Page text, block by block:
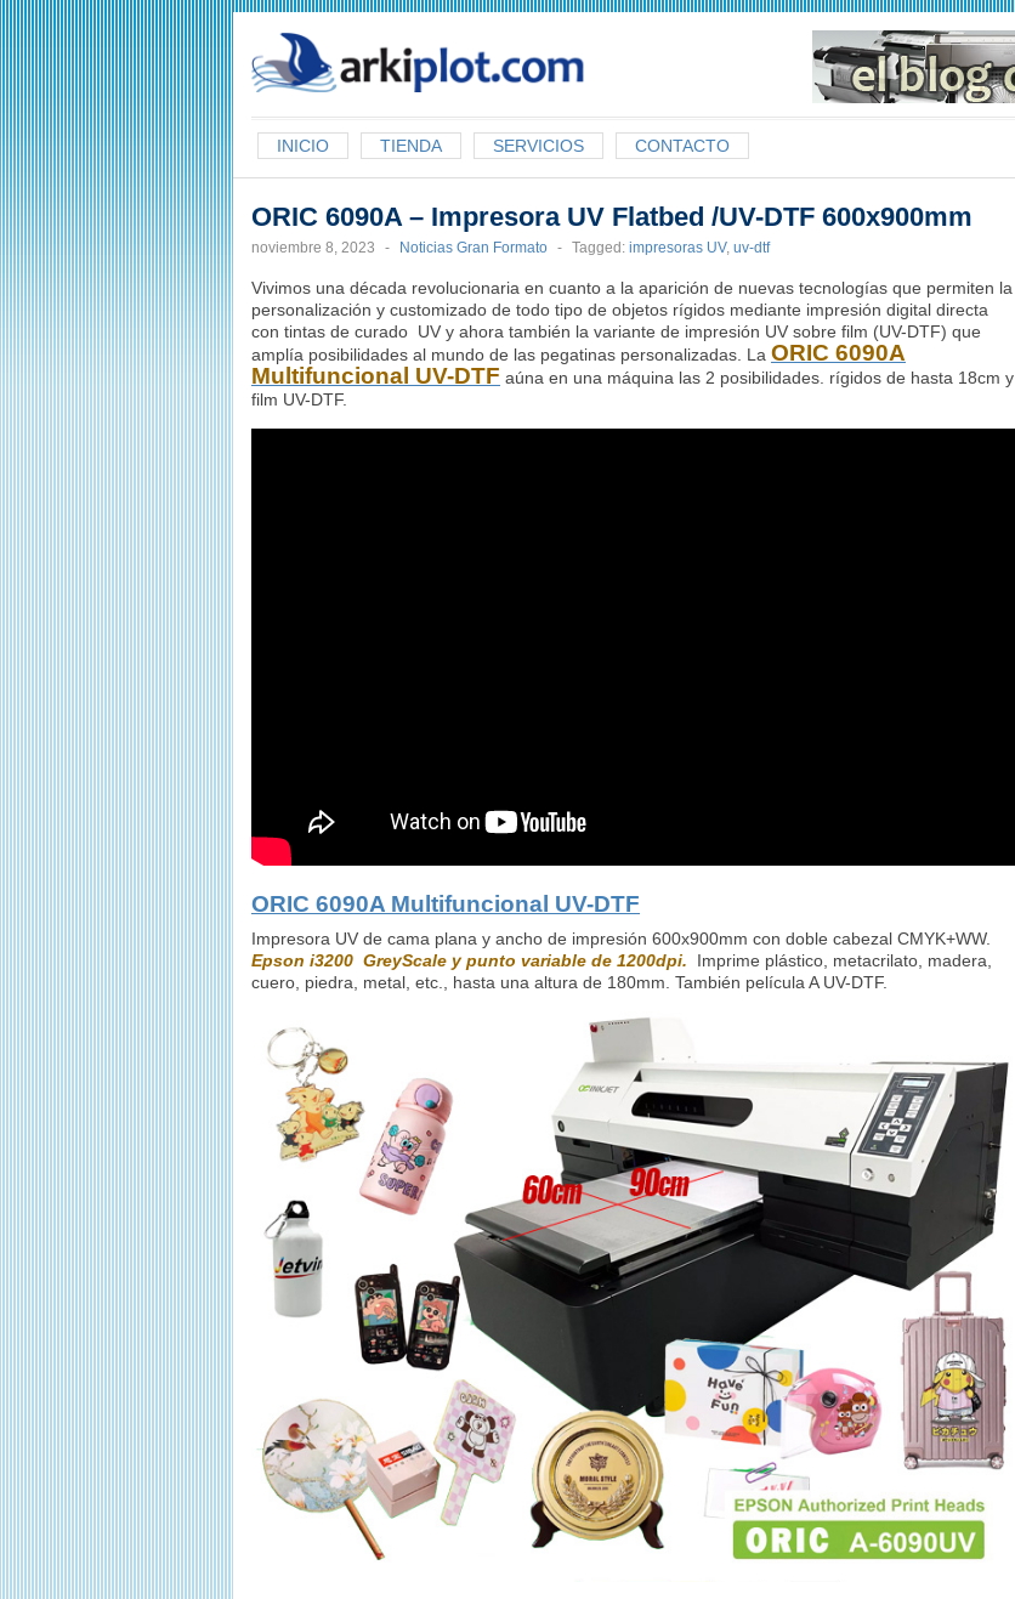
INICIO TIENDA SERVICIOS CONTACTO
ORIC 6090A – Impresora UV Flatbed /UV-DTF 600x900mm
noviembre 8, 2023 - Noticias Gran Formato - Tagged: impresoras UV, uv-dtf
Vivimos una década revolucionaria en cuanto a la aparición de nuevas tecnologías que permiten la
personalización y customizado de todo tipo de objetos rígidos mediante impresión digital directa
con tintas de curado UV y ahora también la variante de impresión UV sobre film (UV-DTF) que
amplía posibilidades al mundo de las pegatinas personalizadas. La ORIC 6090A
Multifuncional UV-DTF aúna en una máquina las 2 posibilidades. rígidos de hasta 18cm y
film UV-DTF.
ORIC 6090A Multifuncional UV-DTF
Impresora UV de cama plana y ancho de impresión 600x900mm con doble cabezal CMYK+WW.
Epson i3200 GreyScale y punto variable de 1200dpi.
Imprime plástico, metacrilato, madera,
cuero, piedra, metal, etc., hasta una altura de 180mm. También película A UV-DTF.